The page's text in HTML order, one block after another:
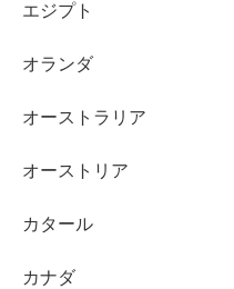
エジプト
オランダ
オーストラリア
オーストリア
カタール
カナダ